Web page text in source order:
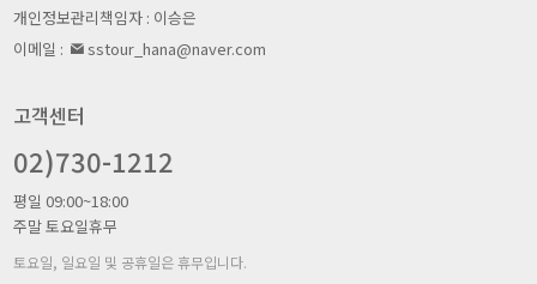
개인정보관리책임자 : 이승은
이메일 :
sstour_hana@naver.com
고객센터
02)730-1212
평일 09:00~18:00
주말 토요일휴무
토요일, 일요일 및 공휴일은 휴무입니다.